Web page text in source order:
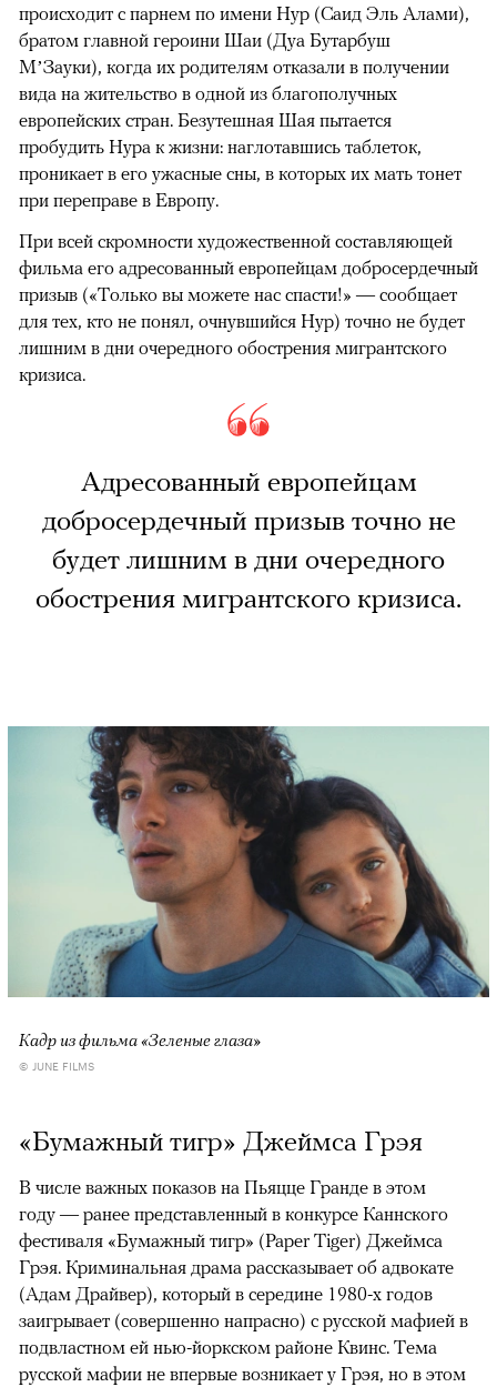
происходит с парнем по имени Нур (Саид Эль Алами),
братом главной героини Шаи (Дуа Бутарбуш
М’Зауки), когда их родителям отказали в получении
вида на жительство в одной из благополучных
европейских стран. Безутешная Шая пытается
пробудить Нура к жизни: наглотавшись таблеток,
проникает в его ужасные сны, в которых их мать тонет
при переправе в Европу.
При всей скромности художественной составляющей
фильма его адресованный европейцам добросердечный
призыв («Только вы можете нас спасти!» — сообщает
для тех, кто не понял, очнувшийся Нур) точно не будет
лишним в дни очередного обострения мигрантского
кризиса.
Адресованный европейцам
добросердечный призыв точно не
будет лишним в дни очередного
обострения мигрантского кризиса.
Кадр из фильма «Зеленые глаза»
© JUNE FILMS
«Бумажный тигр» Джеймса Грэя
В числе важных показов на Пьяцце Гранде в этом
году — ранее представленный в конкурсе Каннского
фестиваля «Бумажный тигр» (Paper Tiger) Джеймса
Грэя. Криминальная драма рассказывает об адвокате
(Адам Драйвер), который в середине 1980-х годов
заигрывает (совершенно напрасно) с русской мафией в
подвластном ей нью-йоркском районе Квинс. Тема
русской мафии не впервые возникает у Грэя, но в этом